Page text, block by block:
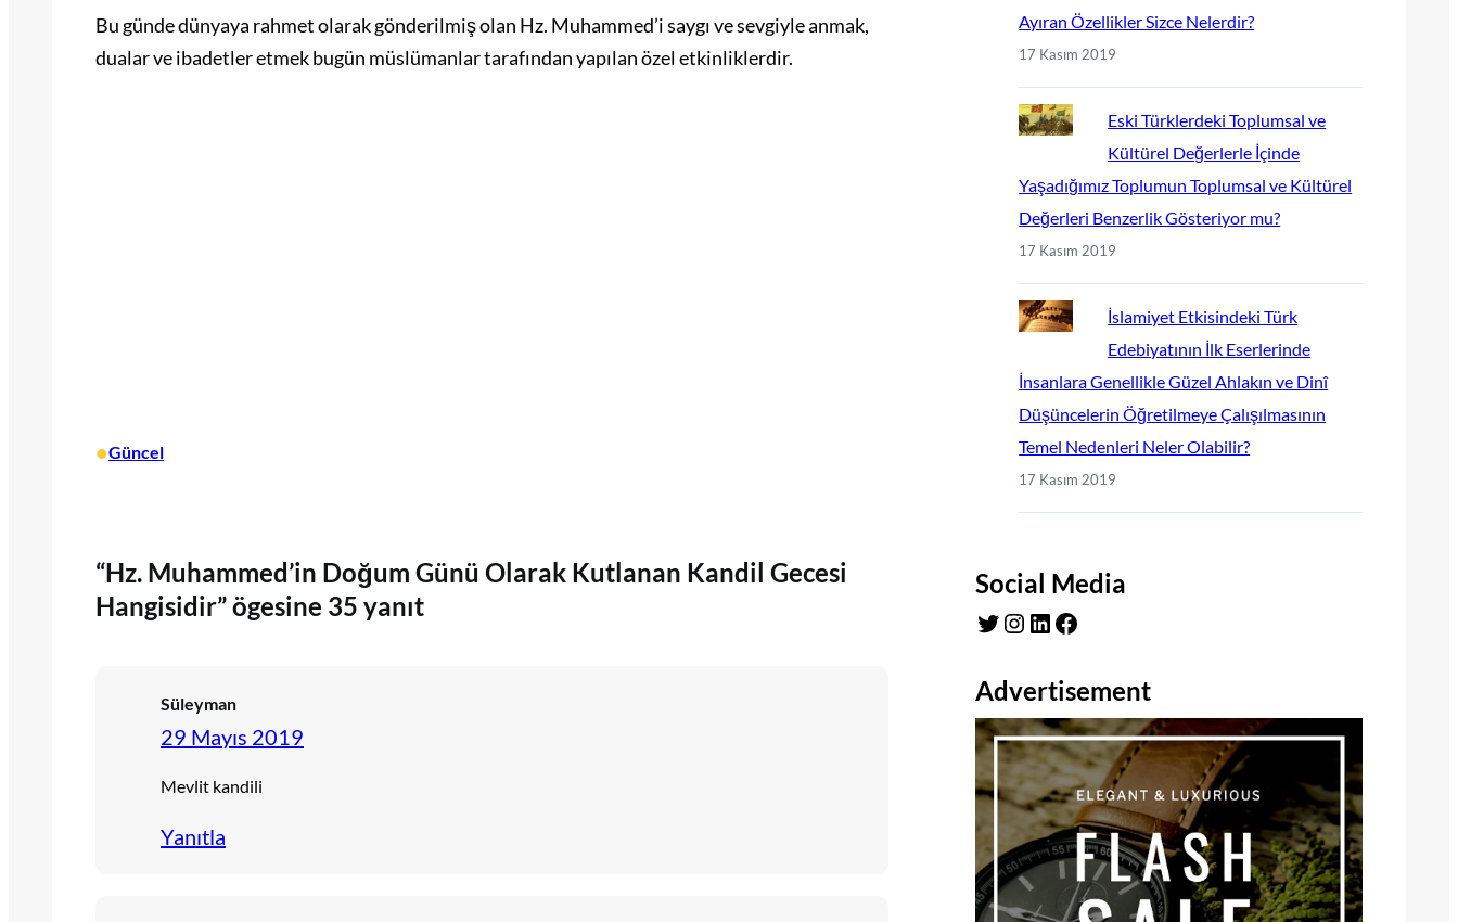
Bu günde dünyaya rahmet olarak gönderilmiş olan Hz. Muhammed’i saygı ve sevgiyle anmak,
dualar ve ibadetler etmek bugün müslümanlar tarafından yapılan özel etkinliklerdir.
•Güncel
“Hz. Muhammed’in Doğum Günü Olarak Kutlanan Kandil Gecesi
Hangisidir” ögesine 35 yanıt
Süleyman
29 Mayıs 2019
Mevlit kandili
Yanıtla
Ayıran Özellikler Sizce Nelerdir?
17 Kasım 2019
Eski Türklerdeki Toplumsal ve
Kültürel Değerlerle İçinde
Yaşadığımız Toplumun Toplumsal ve Kültürel
Değerleri Benzerlik Gösteriyor mu?
17 Kasım 2019
İslamiyet Etkisindeki Türk
Edebiyatının İlk Eserlerinde
İnsanlara Genellikle Güzel Ahlakın ve Dinî
Düşüncelerin Öğretilmeye Çalışılmasının
Temel Nedenleri Neler Olabilir?
17 Kasım 2019
Social Media
Twitter
Instagram LinkedIn Facebook
Advertisement